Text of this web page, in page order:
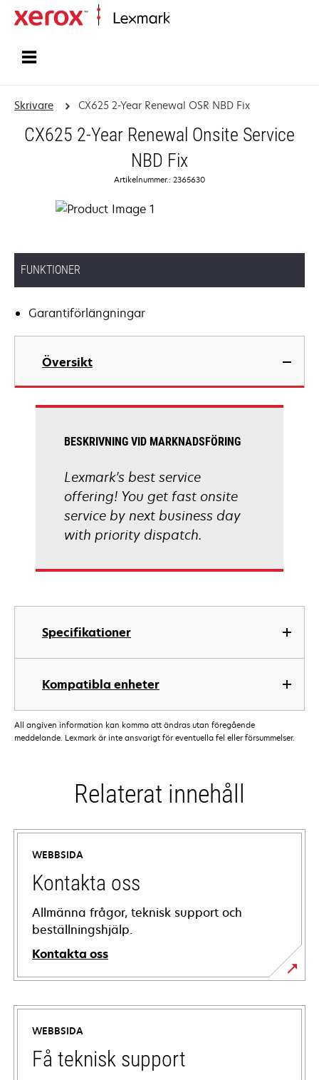
Skrivare CX625 2-Year Renewal OSR NBD Fix
CX625 2-Year Renewal Onsite Service
NBD Fix
Artikelnummer.: 2365630
FUNKTIONER
Garantiförlängningar
Översikt
Specifikationer
Kompatibla enheter
BESKRIVNING VID MARKNADSFÖRING
Lexmark's best service
offering! You get fast onsite
service by next business day
with priority dispatch.
All angiven information kan komma att ändras utan föregående
meddelande. Lexmark är inte ansvarigt för eventuella fel eller försummelser.
Relaterat innehåll
WEBBSIDA
Kontakta oss
Allmänna frågor, teknisk support och
beställningshjälp.
Kontakta oss
WEBBSIDA
Få teknisk support